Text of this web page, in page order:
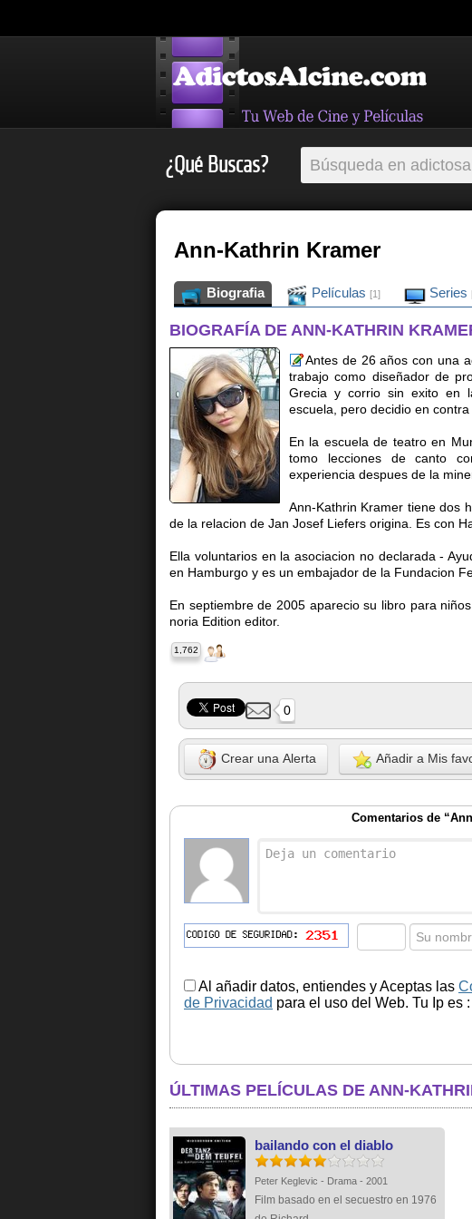
¿Qué Buscas?
Ann-Kathrin Kramer
Biografia Películas [1] Series
BIOGRAFÍA DE ANN-KATHRIN
Antes de 26 años con una
trabajo como diseñador de
Grecia y corrio sin exito en
escuela, pero decidio en
En la escuela de teatro en
tomo lecciones de canto
experiencia despues de la
Ann-Kathrin Kramer tiene dos
de la relacion de Jan Josef Liefers origina. Es con
Ella voluntarios en la asociacion no declarada -
en Hamburgo y es un embajador de la Fundacion
En septiembre de 2005 aparecio su libro para
noria Edition editor.
1,762
0
Crear una Alerta Añadir a Mis
Comentarios de
Al añadir datos, entiendes y Aceptas las
de Privacidad para el uso del Web. Tu Ip es
ÚLTIMAS PELÍCULAS DE ANN-
bailando con el diablo
Peter Keglevic - Drama - 2001
Film basado en el secuestro en 1976